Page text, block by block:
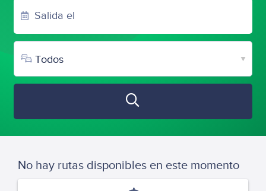
No hay rutas disponibles en este momento